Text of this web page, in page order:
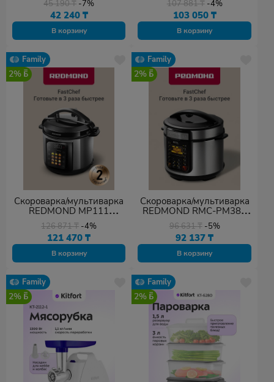
45 190₸ -7%
42 240 ₸
В корзину
107 881₸ -4%
103 050 ₸
В корзину
Family
2%
Скороварка/мультиварка
REDMOND MP111
черный
126 871₸ -4%
121 470₸
В корзину
Family
2%
Скороварка/мультиварка
REDMOND RMC-PM381
серебристый
96 631₸ -5%
92 137₸
В корзину
Family
2%
Family
2%